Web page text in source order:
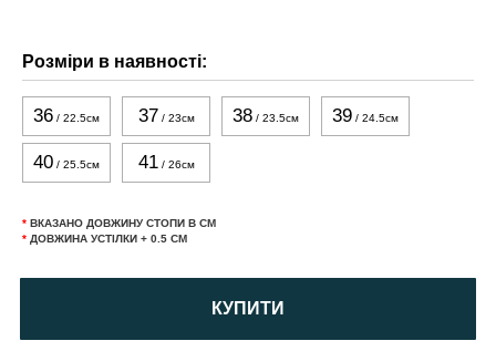
Розміри в наявності:
36 / 22.5см 37 / 23см 38 / 23.5см 39 / 24.5см
40 / 25.5см 41/ 26см
* ВКАЗАНО ДОВЖИНУ СТОПИ В СМ
* ДОВЖИНА УСТІЛКИ + 0.5 СМ
КУПИТИ